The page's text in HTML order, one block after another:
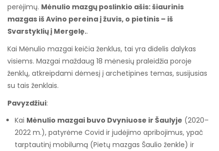
perėjimų. Mėnulio mazgų poslinkio ašis: šiaurinis
mazgas iš Avino pereina į žuvis, o pietinis – iš
Svarstyklių į Mergelę..
Kai Mėnulio mazgai keičia ženklus, tai yra didelis dalykas
visiems. Mazgai maždaug 18 mėnesių praleidžia poroje
ženklų, atkreipdami dėmesį į archetipines temas, susijusias
su tais ženklais.
Pavyzdžiui:
Kai Mėnulio mazgai buvo Dvyniuose ir Šaulyje (2020–
2022 m.), patyrėme Covid ir judėjimo apribojimus, ypač
tarptautinį mobilumą (Pietų mazgas Šaulio ženkle) ir